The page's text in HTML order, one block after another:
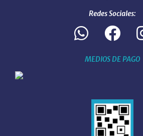
Redes Sociales:
MEDIOS DE PAGO